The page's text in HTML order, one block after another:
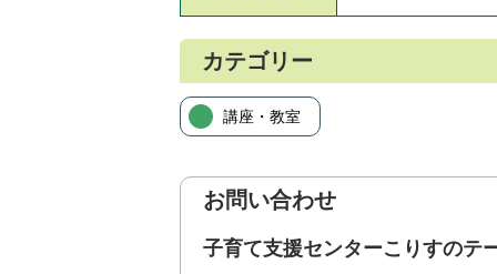
カテゴリー
講座・教室
お問い合わせ
子育て支援センターこりすのテ